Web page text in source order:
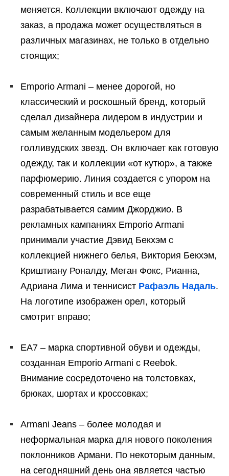
меняется. Коллекции включают одежду на
заказ, а продажа может осуществляться в
различных магазинах, не только в отдельно
стоящих;
Emporio Armani – менее дорогой, но
классический и роскошный бренд, который
сделал дизайнера лидером в индустрии и
самым желанным модельером для
голливудских звезд. Он включает как готовую
одежду, так и коллекции «от кутюр», а также
парфюмерию. Линия создается с упором на
современный стиль и все еще
разрабатывается самим Джорджио. В
рекламных кампаниях Emporio Armani
принимали участие Дэвид Бекхэм с
коллекцией нижнего белья, Виктория Бекхэм,
Криштиану Роналду, Меган Фокс, Рианна,
Адриана Лима и теннисист Рафаэль Надаль.
На логотипе изображен орел, который
смотрит вправо;
EA7 – марка спортивной обуви и одежды,
созданная Emporio Armani с Reebok.
Внимание сосредоточено на толстовках,
брюках, шортах и кроссовках;
Armani Jeans – более молодая и
неформальная марка для нового поколения
поклонников Армани. По некоторым данным,
на сегодняшний день она является частью